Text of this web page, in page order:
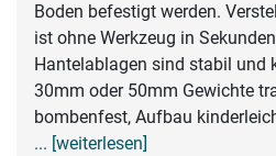
Boden befestigt werden.
ist ohne Werkzeug in
Hantelablagen sind stabil und
30mm oder 50mm Gewichte
bombenfest, Aufbau
... [weiterlesen]